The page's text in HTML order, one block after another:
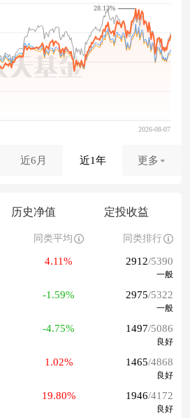
28.13%
近6月 近1年 更多
历史净值 定投收益
同类平均 同类排行
4.11% 2912/5390
一般
-1.59% 2975/5322
一般
-4.75% 1497/5086
良好
1.02% 1465/4868
良好
19.80% 1946/4172
良好